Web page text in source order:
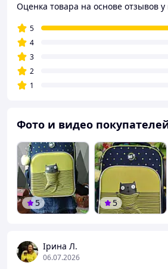
Ірина Л.
06.07.2026
Оценка товара на основе отзывов
5
4
3
2
1
Фото и видео
5 5